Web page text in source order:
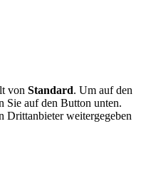
von Standard. Um auf den
Sie auf den Button unten.
Drittanbieter weitergegeben